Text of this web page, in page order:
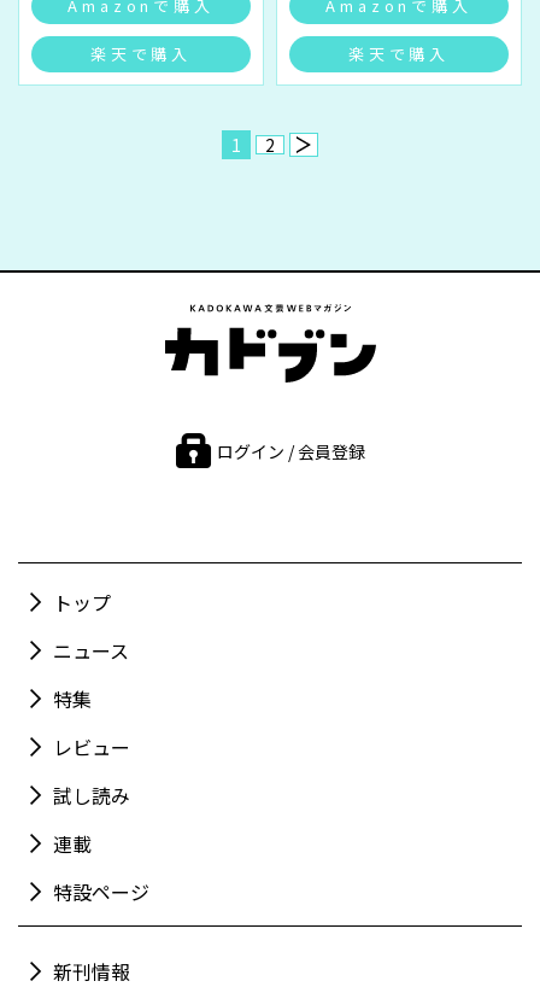
Amazonで購入
楽天で購入
Amazonで購入
楽天で購入
1 2
ログイン / 会員登録
トップ
ニュース
特集
レビュー
試し読み
連載
特設ページ
新刊情報